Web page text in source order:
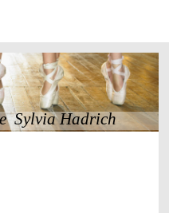
Sylvia Hadrich